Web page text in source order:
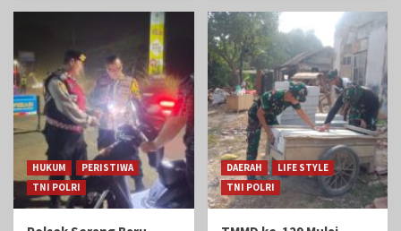
HUKUM
PERISTIWA
TNI POLRI
DAERAH
LIFE STYLE
TNI POLRI